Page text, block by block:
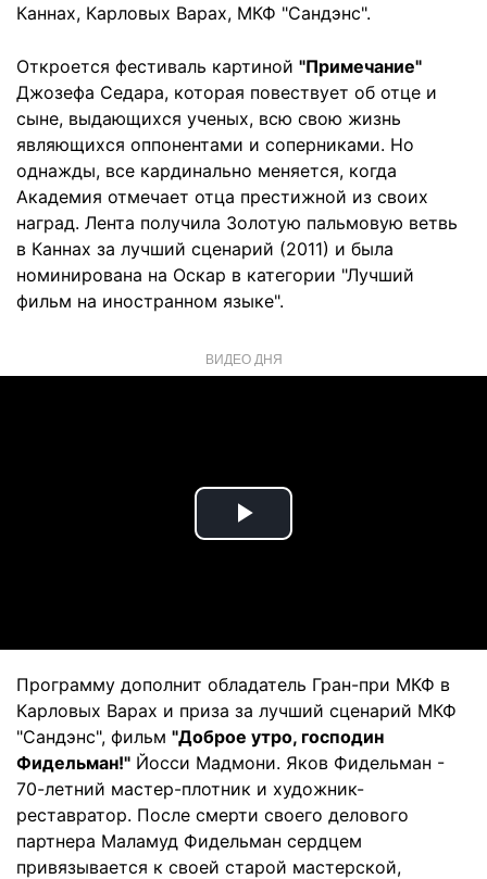
Каннах, Карловых Варах, МКФ "Сандэнс".
Откроется фестиваль картиной "Примечание"
Джозефа Седара, которая повествует об отце и
сыне, выдающихся ученых, всю свою жизнь
являющихся оппонентами и соперниками. Но
однажды, все кардинально меняется, когда
Академия отмечает отца престижной из своих
наград. Лента получила Золотую пальмовую ветвь
в Каннах за лучший сценарий (2011) и была
номинирована на Оскар в категории "Лучший
фильм на иностранном языке".
ВИДЕО ДНЯ
Play
Программу дополнит обладатель Гран-при МКФ в
Карловых Варах и приза за лучший сценарий МКФ
"Сандэнс", фильм "Доброе утро, господин
Фидельман!" Йосси Мадмони. Яков Фидельман -
70-летний мастер-плотник и художник-
реставратор. После смерти своего делового
партнера Маламуд Фидельман сердцем
привязывается к своей старой мастерской,